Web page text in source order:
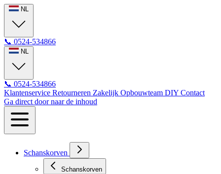
NL
📞 0524-534866
NL
📞 0524-534866
Klantenservice Retourneren Zakelijk Opbouwteam DIY Contact
Ga direct door naar de inhoud
Schanskorven
Schanskorven